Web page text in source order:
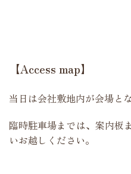
【Access map】
当日は会社敷地内が会場と
臨時駐車場までは、案内板
いお越しください。